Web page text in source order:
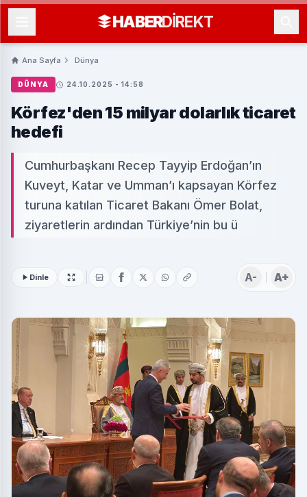
HABERDIREKT
Ana Sayfa Dünya
DÜNYA 24.10.2025 - 14:58
Körfez'den 15 milyar dolarlık ticaret
hedefi
Cumhurbaşkanı Recep Tayyip Erdoğan’ın
Kuveyt, Katar ve Umman’ı kapsayan Körfez
turuna katılan Ticaret Bakanı Ömer Bolat,
ziyaretlerin ardından Türkiye’nin bu ü
Dinle A- A+